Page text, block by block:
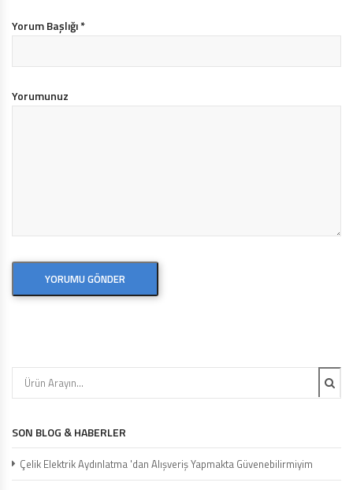
Yorum Başlığı*
Yorumunuz
SON BLOG & HABERLER
Çelik Elektrik Aydınlatma 'dan Alışveriş Yapmakta Güvenebilirmiyim